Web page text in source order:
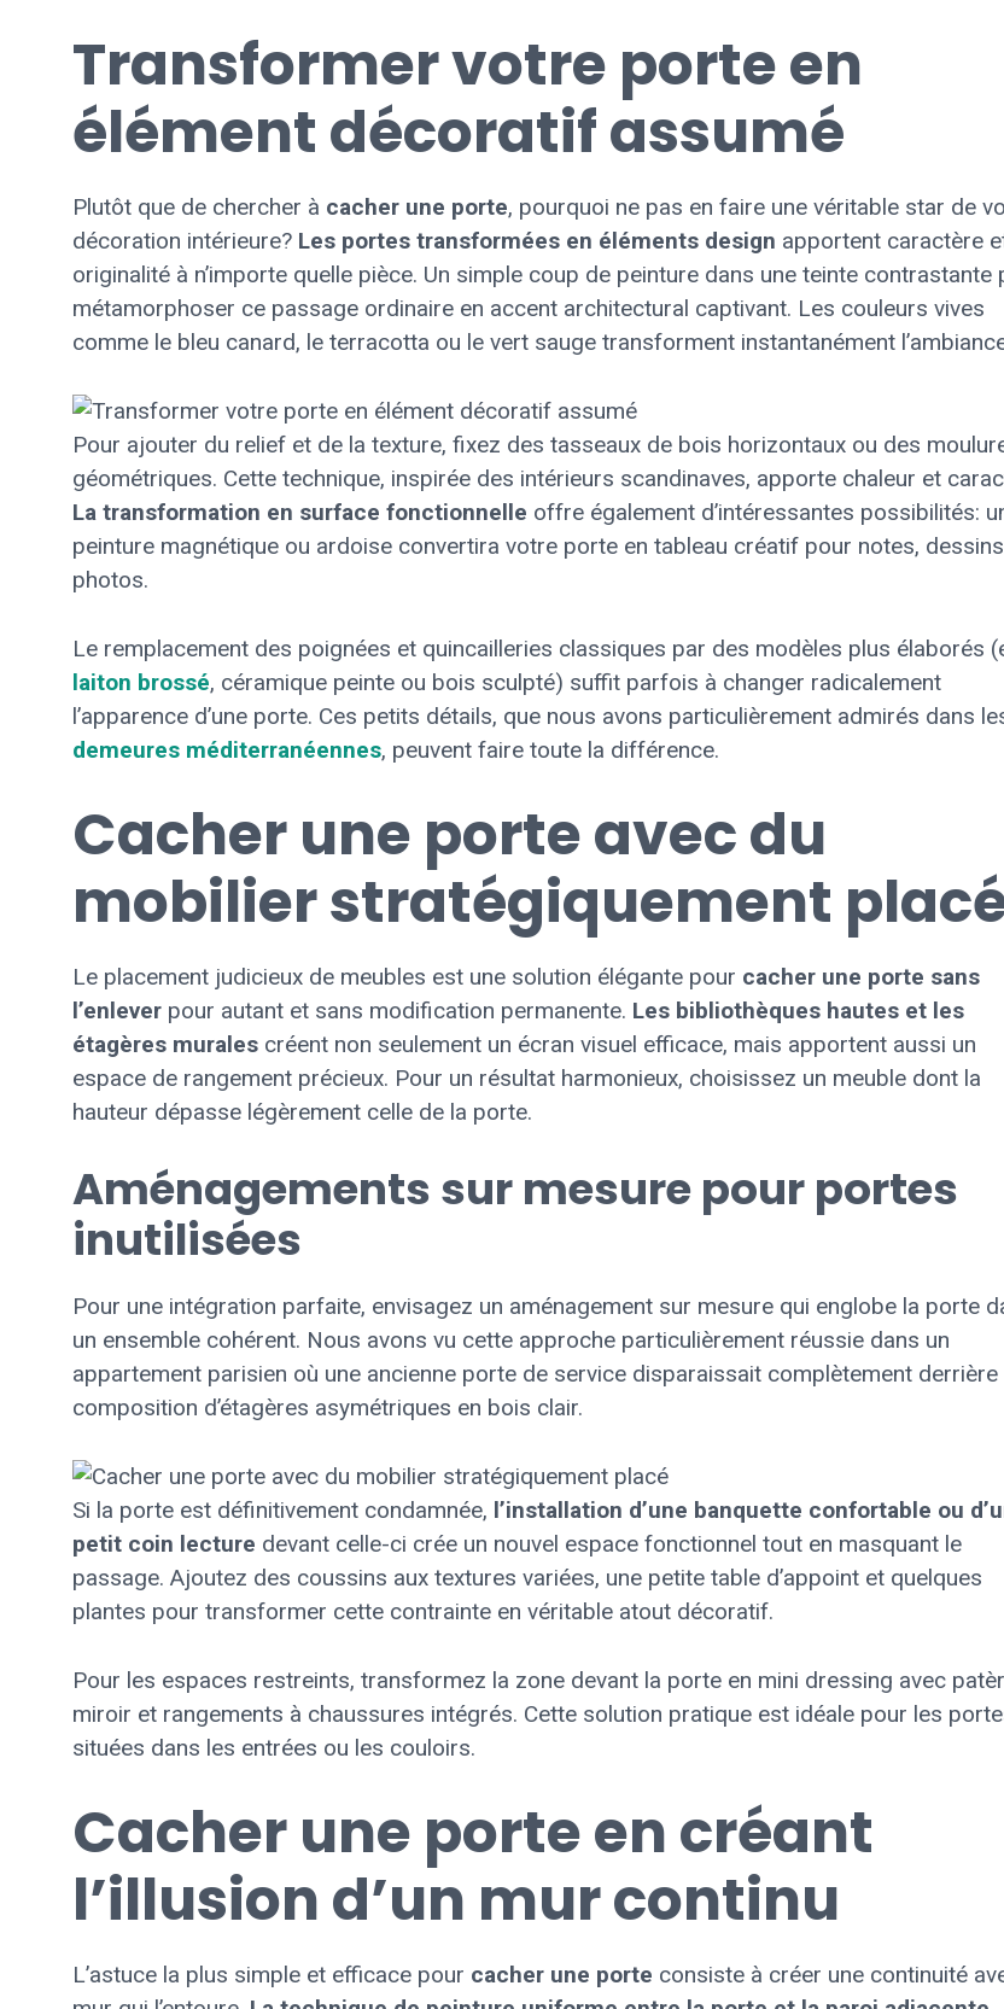
Transformer votre porte en
élément décoratif assumé
Plutôt que de chercher à cacher une porte, pourquoi ne pas en faire une véritable star de
décoration intérieure? Les portes transformées en éléments design apportent caractère
originalité à n’importe quelle pièce. Un simple coup de peinture dans une teinte contrastante
métamorphoser ce passage ordinaire en accent architectural captivant. Les couleurs vives
comme le bleu canard, le terracotta ou le vert sauge transforment instantanément
Pour ajouter du relief et de la texture, fixez des tasseaux de bois horizontaux ou des
géométriques. Cette technique, inspirée des intérieurs scandinaves, apporte chaleur et
La transformation en surface fonctionnelle offre également d’intéressantes possibilités:
peinture magnétique ou ardoise convertira votre porte en tableau créatif pour notes,
photos.
Le remplacement des poignées et quincailleries classiques par des modèles plus élaborés
laiton brossé, céramique peinte ou bois sculpté) suffit parfois à changer radicalement
l’apparence d’une porte. Ces petits détails, que nous avons particulièrement admirés dans
demeures méditerranéennes, peuvent faire toute la différence.
Cacher une porte avec du
mobilier stratégiquement
Le placement judicieux de meubles est une solution élégante pour cacher une porte sans
l’enlever pour autant et sans modification permanente. Les bibliothèques hautes et les
étagères murales créent non seulement un écran visuel efficace, mais apportent aussi un
espace de rangement précieux. Pour un résultat harmonieux, choisissez un meuble dont la
hauteur dépasse légèrement celle de la porte.
Aménagements sur mesure pour portes
inutilisées
Pour une intégration parfaite, envisagez un aménagement sur mesure qui englobe la porte
un ensemble cohérent. Nous avons vu cette approche particulièrement réussie dans un
appartement parisien où une ancienne porte de service disparaissait complètement derrière
composition d’étagères asymétriques en bois clair.
Si la porte est définitivement condamnée, l’installation d’une banquette confortable ou
petit coin lecture devant celle-ci crée un nouvel espace fonctionnel tout en masquant le
passage. Ajoutez des coussins aux textures variées, une petite table d’appoint et quelques
plantes pour transformer cette contrainte en véritable atout décoratif.
Pour les espaces restreints, transformez la zone devant la porte en mini dressing avec
miroir et rangements à chaussures intégrés. Cette solution pratique est idéale pour les
situées dans les entrées ou les couloirs.
Cacher une porte en créant
l’illusion d’un mur continu
L’astuce la plus simple et efficace pour cacher une porte consiste à créer une continuité